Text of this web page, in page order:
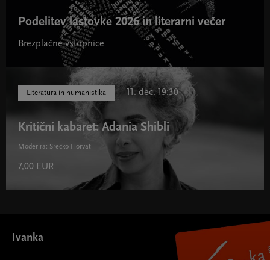
Podelitev lastovke 2026 in literarni večer
Brezplačne vstopnice
Literatura in humanistika 11. dec. 19:30
Kritični kabaret: Adania Shibli
Moderira: Srećko Horvat
7,00 EUR
Ivanka